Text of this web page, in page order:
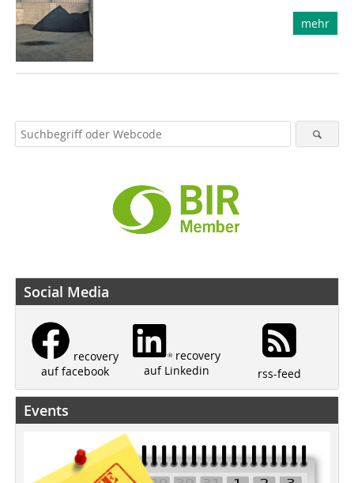
mehr
Social Media
recovery
auf facebook
recovery
auf Linkedin
rss-feed
Events